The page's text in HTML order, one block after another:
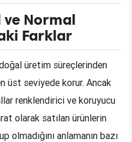
Normal
Farklar
üretim süreçlerinden
üst seviyede korur. Ancak
renklendirici ve koruyucu
olarak satılan ürünlerin
anlamanın bazı